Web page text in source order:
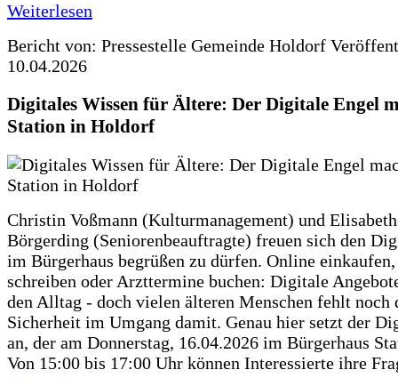
Weiterlesen
Bericht von: Pressestelle Gemeinde Holdorf
10.04.2026
Digitales Wissen für Ältere: Der Digitale Engel
Station in Holdorf
Christin Voßmann (Kulturmanagement) und
Börgerding (Seniorenbeauftragte) freuen sich den
im Bürgerhaus begrüßen zu dürfen. Online
schreiben oder Arzttermine buchen: Digitale
den Alltag - doch vielen älteren Menschen fehlt noch
Sicherheit im Umgang damit. Genau hier setzt der
an, der am Donnerstag, 16.04.2026 im Bürgerhaus
Von 15:00 bis 17:00 Uhr können Interessierte ihre